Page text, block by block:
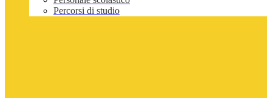
Percorsi di studio